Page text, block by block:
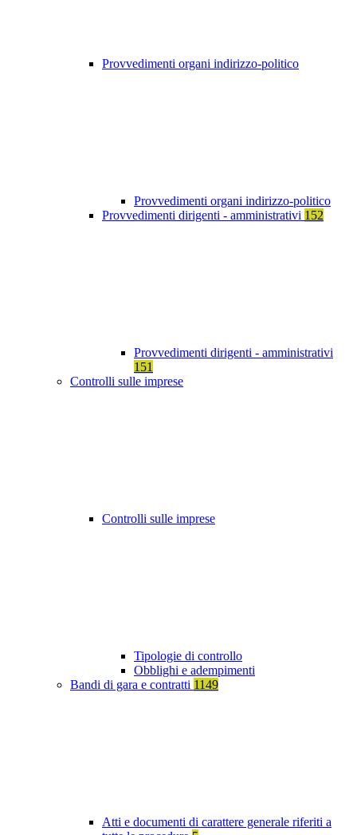
Provvedimenti organi indirizzo-politico
Provvedimenti organi indirizzo-politico
Provvedimenti dirigenti - amministrativi 152
Provvedimenti dirigenti - amministrativi
151
Controlli sulle imprese
Controlli sulle imprese
Tipologie di controllo
Obblighi e adempimenti
Bandi di gara e contratti 1149
Atti e documenti di carattere generale riferiti a